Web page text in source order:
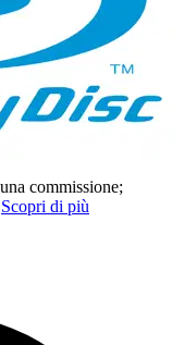
commissione;
Scopri di più